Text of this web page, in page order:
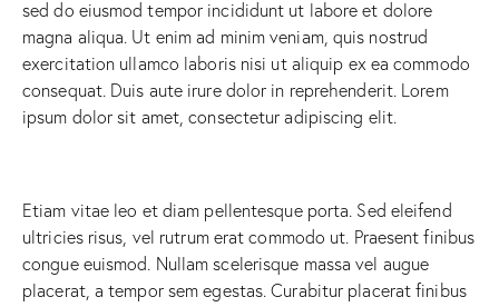
sed do eiusmod tempor incididunt ut labore et dolore
magna aliqua. Ut enim ad minim veniam, quis nostrud
exercitation ullamco laboris nisi ut aliquip ex ea commodo
consequat. Duis aute irure dolor in reprehenderit. Lorem
ipsum dolor sit amet, consectetur adipiscing elit.
Etiam vitae leo et diam pellentesque porta. Sed eleifend
ultricies risus, vel rutrum erat commodo ut. Praesent finibus
congue euismod. Nullam scelerisque massa vel augue
placerat, a tempor sem egestas. Curabitur placerat finibus